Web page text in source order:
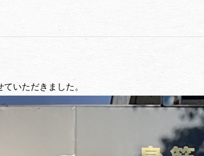
いただきました。